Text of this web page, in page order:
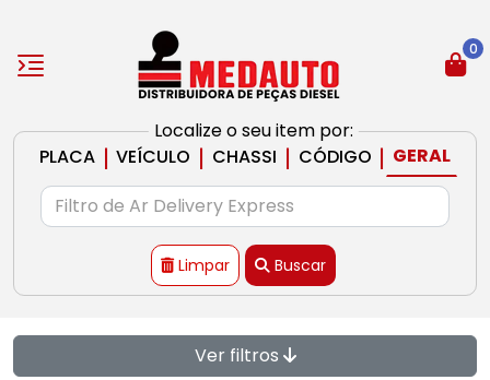
Localize o seu item por:
PLACA | VEÍCULO | CHASSI | CÓDIGO | GERAL
Limpar Buscar
0
Ver filtros